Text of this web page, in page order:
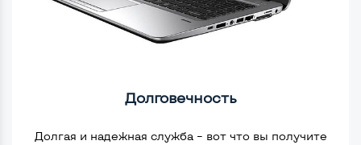
Долговечность
Долгая и надежная служба – вот что вы получите